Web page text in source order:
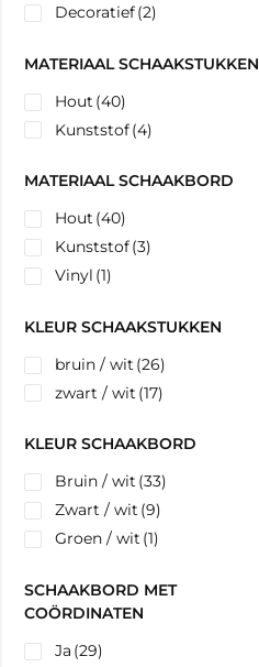
Decoratief(2)
MATERIAAL SCHAAKSTUKKEN
Hout (40)
Kunststof(4)
MATERIAAL SCHAAKBORD
Hout (40)
Kunststof(3)
Vinyl (1)
KLEUR SCHAAKSTUKKEN
bruin / wit (26)
zwart / wit (17)
KLEUR SCHAAKBORD
Bruin / wit (33)
Zwart / wit (9)
Groen / wit (1)
SCHAAKBORD MET
COÖRDINATEN
Ja (29)